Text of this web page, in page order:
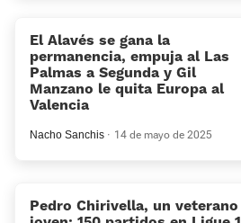
El Alavés se gana la
permanencia, empuja al Las
Palmas a Segunda y Gil
Manzano le quita Europa al
Valencia
Nacho Sanchis 14 de mayo de 2025
Pedro Chirivella, un veterano